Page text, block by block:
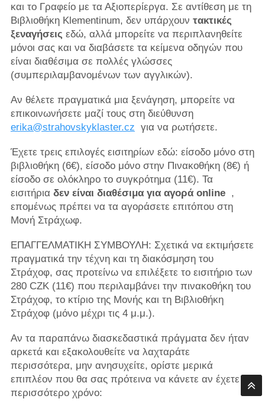
και το Γραφείο με τα Αξιοπερίεργα. Σε αντίθεση με τη
Βιβλιοθήκη Klementinum, δεν υπάρχουν τακτικές
ξεναγήσεις εδώ, αλλά μπορείτε να περιπλανηθείτε
μόνοι σας και να διαβάσετε τα κείμενα οδηγών που
είναι διαθέσιμα σε πολλές γλώσσες
(συμπεριλαμβανομένων των αγγλικών).
Αν θέλετε πραγματικά μια ξενάγηση, μπορείτε να
επικοινωνήσετε μαζί τους στη διεύθυνση
erika@strahovskyklaster.cz για να ρωτήσετε.
Έχετε τρεις επιλογές εισιτηρίων εδώ: είσοδο μόνο στη
βιβλιοθήκη (6€), είσοδο μόνο στην Πινακοθήκη (8€) ή
είσοδο σε ολόκληρο το συγκρότημα (11€). Τα
εισιτήρια δεν είναι διαθέσιμα για αγορά online,
επομένως πρέπει να τα αγοράσετε επιτόπου στη
Μονή Στράχωφ.
ΕΠΑΓΓΕΛΜΑΤΙΚΗ ΣΥΜΒΟΥΛΗ: Σχετικά να εκτιμήσετε
πραγματικά την τέχνη και τη διακόσμηση του
Στράχοφ, σας προτείνω να επιλέξετε το εισιτήριο των
280 CZK (11€) που περιλαμβάνει την πινακοθήκη του
Στράχοφ, το κτίριο της Μονής και τη Βιβλιοθήκη
Στράχοφ (μόνο μέχρι τις 4 μ.μ.).
Αν τα παραπάνω διασκεδαστικά πράγματα δεν ήταν
αρκετά και εξακολουθείτε να λαχταράτε
περισσότερα, μην ανησυχείτε, ορίστε μερικά
επιπλέον που θα σας πρότεινα να κάνετε αν έχετε
περισσότερο χρόνο: